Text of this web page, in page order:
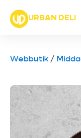
URBAN DELI
Webbutik/